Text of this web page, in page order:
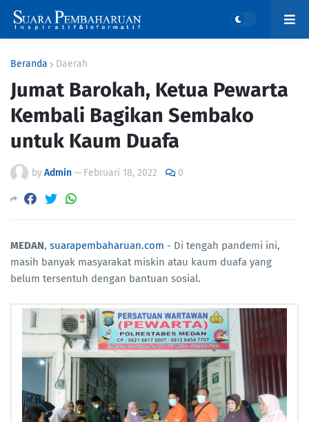
Beranda Daerah
Jumat Barokah, Ketua Pewarta
Kembali Bagikan Sembako
untuk Kaum Duafa
byAdmin— Februari 18, 2022 0
MEDAN, suarapembaharuan.com - Di tengah pandemi ini,
masih banyak masyarakat miskin atau kaum duafa yang
belum tersentuh dengan bantuan sosial.